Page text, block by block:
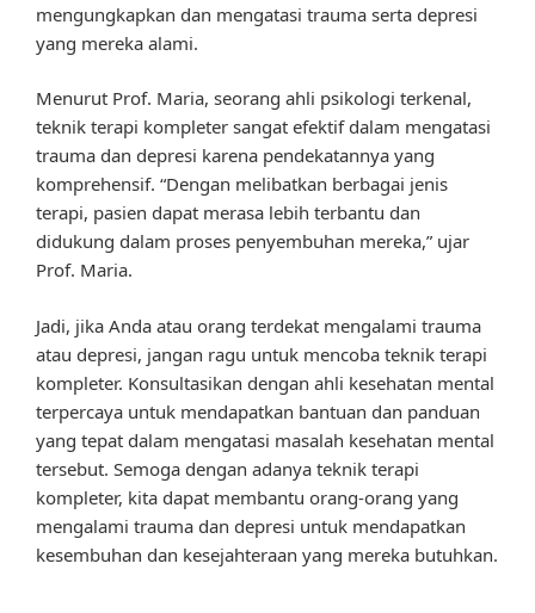
mengungkapkan dan mengatasi trauma serta depresi
yang mereka alami.
Menurut Prof. Maria, seorang ahli psikologi terkenal,
teknik terapi kompleter sangat efektif dalam mengatasi
trauma dan depresi karena pendekatannya yang
komprehensif. “Dengan melibatkan berbagai jenis
terapi, pasien dapat merasa lebih terbantu dan
didukung dalam proses penyembuhan mereka,” ujar
Prof. Maria.
Jadi, jika Anda atau orang terdekat mengalami trauma
atau depresi, jangan ragu untuk mencoba teknik terapi
kompleter. Konsultasikan dengan ahli kesehatan mental
terpercaya untuk mendapatkan bantuan dan panduan
yang tepat dalam mengatasi masalah kesehatan mental
tersebut. Semoga dengan adanya teknik terapi
kompleter, kita dapat membantu orang-orang yang
mengalami trauma dan depresi untuk mendapatkan
kesembuhan dan kesejahteraan yang mereka butuhkan.